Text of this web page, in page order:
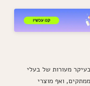
מעורות של בעלי
ואף מוצרי